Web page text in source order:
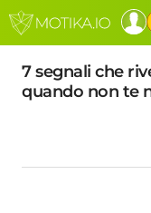
7 segnali che
quando non te